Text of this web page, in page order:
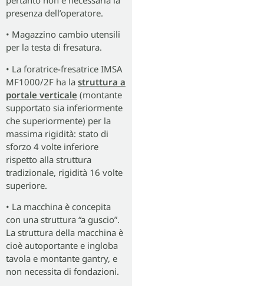
presenza dell’operatore.
• Magazzino cambio utensili
per la testa di fresatura.
• La foratrice-fresatrice IMSA
MF1000/2F ha la struttura a
portale verticale (montante
supportato sia inferiormente
che superiormente) per la
massima rigidità: stato di
sforzo 4 volte inferiore
rispetto alla struttura
tradizionale, rigidità 16 volte
superiore.
• La macchina è concepita
con una struttura “a guscio”.
La struttura della macchina è
cioè autoportante e ingloba
tavola e montante gantry, e
non necessita di fondazioni.